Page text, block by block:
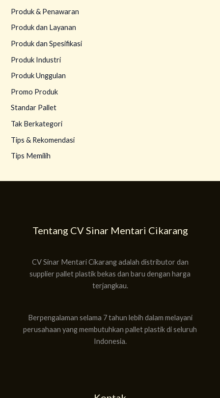
Produk & Penawaran
Produk dan Layanan
Produk dan Spesifikasi
Produk Industri
Produk Unggulan
Promo Produk
Standar Pallet
Tak Berkategori
Tips & Rekomendasi
Tips Memilih
Tentang CV Sinar Mentari Cikarang
CV Sinar Mentari Cikarang adalah distributor dan
supplier pallet plastik bekas dan baru dengan harga
terjangkau.
Berpengalaman selama 7 tahun lebih dalam melayani
perusahaan yang membutuhkan pallet plastik di seluruh
Indonesia.